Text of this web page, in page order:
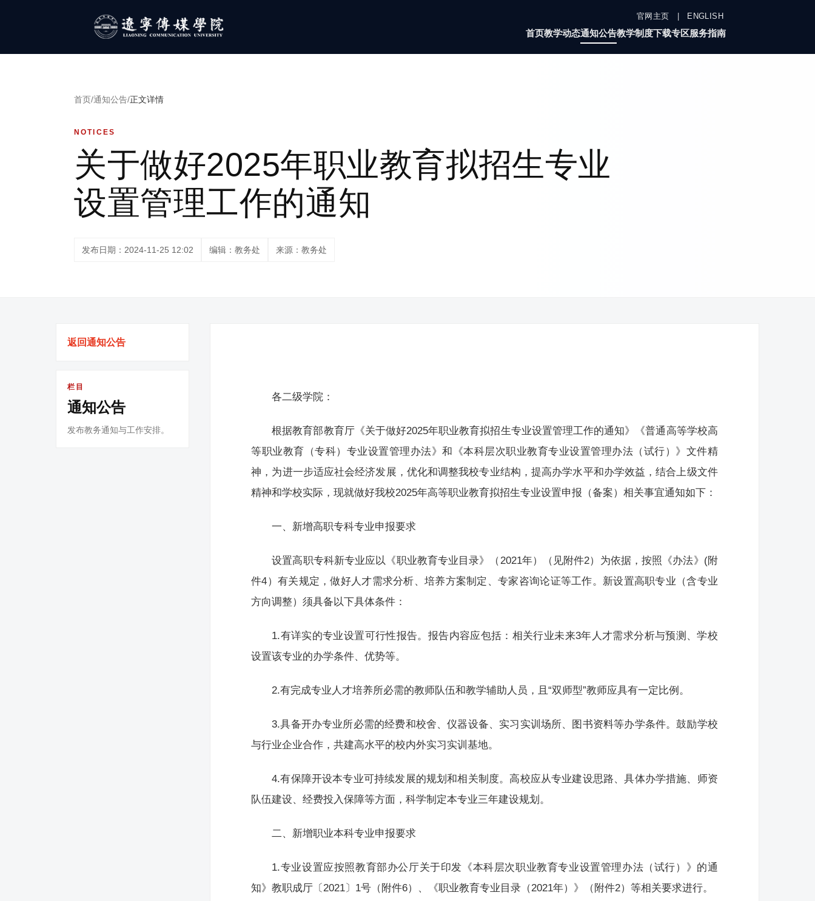
官网主页 ENGLISH
首页教学动态通知公告教学制度下载专区服务指南
首页/通知公告/正文详情
NOTICES
关于做好2025年职业教育拟招生专业
设置管理工作的通知
发布日期：2024-11-25 12:02 编辑：教务处 来源：教务处
返回通知公告
栏目
通知公告
发布教务通知与工作安排。
各二级学院：
根据教育部教育厅《关于做好2025年职业教育拟招生专业设置管理工作的通知》《普通高等学校高
等职业教育（专科）专业设置管理办法》和《本科层次职业教育专业设置管理办法（试行）》文件精
神，为进一步适应社会经济发展，优化和调整我校专业结构，提高办学水平和办学效益，结合上级文件
精神和学校实际，现就做好我校2025年高等职业教育拟招生专业设置申报（备案）相关事宜通知如下：
一、新增高职专科专业申报要求
设置高职专科新专业应以《职业教育专业目录》（2021年）（见附件2）为依据，按照《办法》(附
件4）有关规定，做好人才需求分析、培养方案制定、专家咨询论证等工作。新设置高职专业（含专业
方向调整）须具备以下具体条件：
1.有详实的专业设置可行性报告。报告内容应包括：相关行业未来3年人才需求分析与预测、学校
设置该专业的办学条件、优势等。
2.有完成专业人才培养所必需的教师队伍和教学辅助人员，且“双师型”教师应具有一定比例。
3.具备开办专业所必需的经费和校舍、仪器设备、实习实训场所、图书资料等办学条件。鼓励学校
与行业企业合作，共建高水平的校内外实习实训基地。
4.有保障开设本专业可持续发展的规划和相关制度。高校应从专业建设思路、具体办学措施、师资
队伍建设、经费投入保障等方面，科学制定本专业三年建设规划。
二、新增职业本科专业申报要求
1.专业设置应按照教育部办公厅关于印发《本科层次职业教育专业设置管理办法（试行）》的通
知》教职成厅〔2021〕1号（附件6）、《职业教育专业目录（2021年）》（附件2）等相关要求进行。